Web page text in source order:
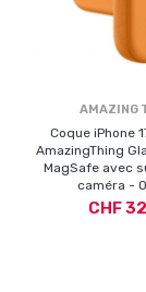
AMAZING
Coque iPhone
AmazingThing
MagSafe avec
caméra -
CHF